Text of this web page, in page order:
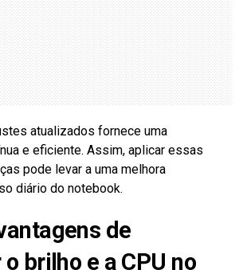
atualizados fornece uma
e eficiente. Assim, aplicar essas
pode levar a uma melhora
diário do notebook.
de
brilho e a CPU no